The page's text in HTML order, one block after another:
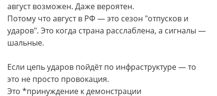
август возможен. Даже вероятен.
Потому что август в РФ — это сезон "отпусков и
ударов". Это когда страна расслаблена, а сигналы —
шальные.
Если цепь ударов пойдёт по инфраструктуре — то
это не просто провокация.
Это *принуждение к демонстрации